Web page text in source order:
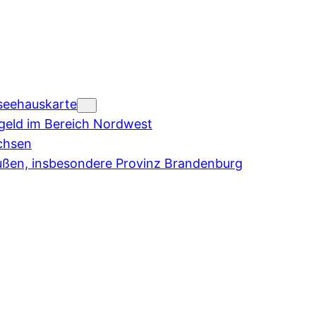
im Bereich Nordwest
insbesondere Provinz Brandenburg